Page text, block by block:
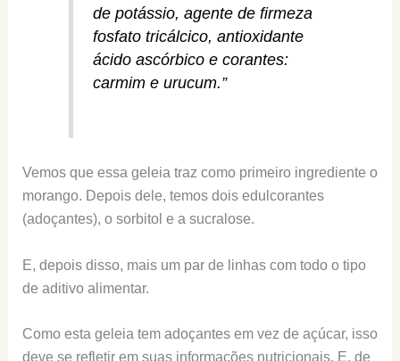
de potássio, agente de firmeza
fosfato tricálcico, antioxidante
ácido ascórbico e corantes:
carmim e urucum.”
Vemos que essa geleia traz como primeiro ingrediente o
morango. Depois dele, temos dois edulcorantes
(adoçantes), o sorbitol e a sucralose.
E, depois disso, mais um par de linhas com todo o tipo
de aditivo alimentar.
Como esta geleia tem adoçantes em vez de açúcar, isso
deve se refletir em suas informações nutricionais. E, de